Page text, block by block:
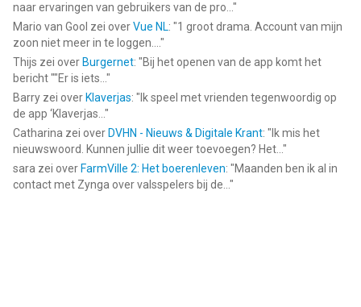
naar ervaringen van gebruikers van de pro... "
Mario van Gool zei overVue NL: "1 groot drama. Account van mijn
zoon niet meer in te loggen.... "
Thijs zei over Burgernet: "Bij het openen van de app komt het
bericht ""Er is iets... "
Barry zei over Klaverjas: " Ik speel met vrienden tegenwoordig op
de app ‘Klaverjas... "
Catharina zei over DVHN - Nieuws & Digitale Krant: " Ik mis het
nieuwswoord. Kunnen jullie dit weer toevoegen? Het... "
sara zei over FarmVille 2: Het boerenleven: "Maanden ben ik al in
contact met Zynga over valsspelers bij de... "